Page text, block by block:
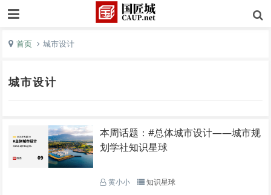
首页 城市设计
城市设计
本周话题：#总体城市设计——城市规
划学社知识星球
黄小小 知识星球